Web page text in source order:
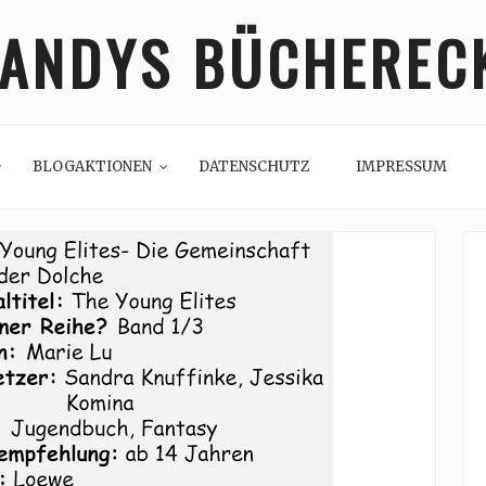
BLOGAKTIONEN DATENSCHUTZ IMPRESSUM